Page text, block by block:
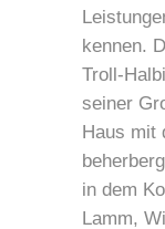
kennen.
Troll-
seiner
Haus mit
in dem
Lamm,